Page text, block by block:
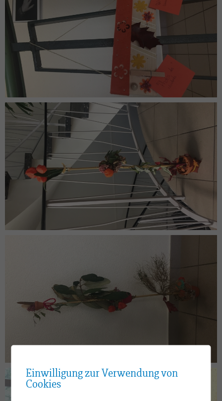
Einwilligung zur Verwendung von
Cookies